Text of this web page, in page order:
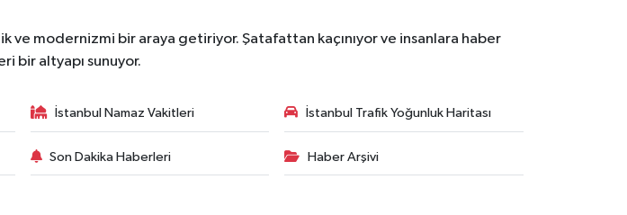
modernizmi bir araya getiriyor. Şatafattan kaçınıyor ve insanlara haber
bir altyapı sunuyor.
İstanbul Namaz Vakitleri İstanbul Trafik Yoğunluk Haritası
Son Dakika Haberleri Haber Arşivi